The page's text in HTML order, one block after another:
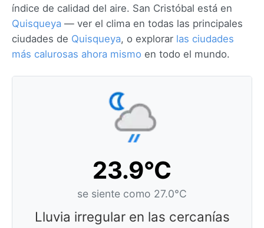
índice de calidad del aire. San Cristóbal está en
Quisqueya — ver el clima en todas las principales
ciudades de Quisqueya, o explorar las ciudades
más calurosas ahora mismo en todo el mundo.
23.9°C
se siente como 27.0°C
Lluvia irregular en las cercanías